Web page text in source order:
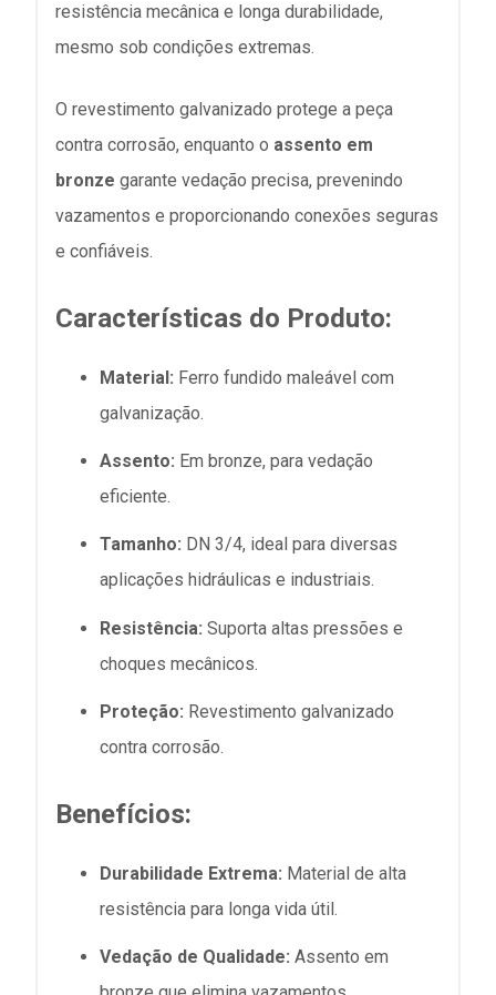
resistência mecânica e longa durabilidade,
mesmo sob condições extremas.
O revestimento galvanizado protege a peça
contra corrosão, enquanto o assento em
bronze garante vedação precisa, prevenindo
vazamentos e proporcionando conexões seguras
e confiáveis.
Características do Produto:
Material: Ferro fundido maleável com
galvanização.
Assento: Em bronze, para vedação
eficiente.
Tamanho: DN 3/4, ideal para diversas
aplicações hidráulicas e industriais.
Resistência: Suporta altas pressões e
choques mecânicos.
Proteção: Revestimento galvanizado
contra corrosão.
Benefícios:
Durabilidade Extrema: Material de alta
resistência para longa vida útil.
Vedação de Qualidade: Assento em